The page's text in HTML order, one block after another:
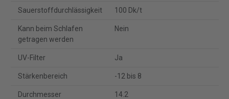
Sauerstoffdurchlässigkeit 100 Dk/t
Kann beim Schlafen
getragen werden
Nein
UV-Filter Ja
Stärkenbereich -12 bis 8
Durchmesser 14.2